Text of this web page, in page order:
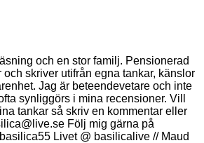
och en stor familj. Pensionerad
och skriver utifrån egna tankar, känslor
Jag är beteendevetare och inte
synliggörs i mina recensioner. Vill
tankar så skriv en kommentar eller
Följ mig gärna på
Livet @ basilicalive // Maud